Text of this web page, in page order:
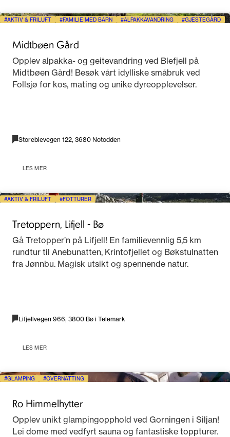
AKTIV & FRILUFT FAMILIE MED BARN ALPAKKAVANDRING GJESTEGÅRD
Midtbøen Gård
Opplev alpakka- og geitevandring ved Blefjell på
Midtbøen Gård! Besøk vårt idylliske småbruk ved
Follsjø for kos, mating og unike dyreopplevelser.
Storeblevegen 122, 3680 Notodden
LES MER
AKTIV & FRILUFT FOTTURER
Tretoppern, Lifjell - Bø
Gå Tretopper’n på Lifjell! En familievennlig 5,5 km
rundtur til Anebunatten, Krintofjellet og Bøkstulnatten
fra Jønnbu. Magisk utsikt og spennende natur.
Lifjellvegen 966, 3800 Bø i Telemark
LES MER
GLAMPING OVERNATTING
Ro Himmelhytter
Opplev unikt glampingopphold ved Gorningen i Siljan!
Lei dome med vedfyrt sauna og fantastiske toppturer.